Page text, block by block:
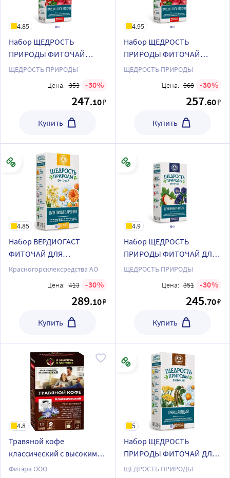
4.85
Набор ЩЕДРОСТЬ
ПРИРОДЫ ФИТОЧАЙ
УСПОКОИТЕЛЬНЫЙ
ЩЕДРОСТЬ ПРИРОДЫ
КАРДИОЛОГИЧЕСКИЙ
фильтр-пакеты
ЩЕДРОСТЬ ПРИРОДЫ
Цена: 353 30
247.10₽
Купить
4.95
Набор ЩЕДРОСТЬ
ПРИРОДЫ ФИТОЧАЙ
ОЧИЩАЮЩИЙ фильтр-
ПРИРОДЫ ФИТОЧАЙ
КАРДИОЛОГИЧЕСКИЙ
ЩЕДРОСТЬ ПРИРОДЫ
Цена: 368 30
257.60₽
Купить
4.85
Набор ВЕРДИОГАСТ
ФИТОЧАЙ ДЛЯ
УЛУЧШЕНИЯ
ЧАЕМ + ЩЕДРОСТЬ
ПРИРОДЫ ФИТОЧАЙ ДЛЯ
ПИЩЕВАРЕНИЯ фильтр-
Красногорсклексредства АО
Цена: 413 30
289.10₽
Купить
4.9
Набор ЩЕДРОСТЬ
ПРИРОДЫ ФИТОЧАЙ ДЛЯ
ИММУНИТЕТА фильтр-
ПРИРОДЫ ФИТОЧАЙ
УСПОКОИТЕЛЬНЫЙ
ЩЕДРОСТЬ ПРИРОДЫ
Цена: 351 30
245.70₽
Купить
4.8
Травяной кофе
классический с высоким
содержанием инулина
Фитэра ООО
5
Набор ЩЕДРОСТЬ
ПРИРОДЫ ФИТОЧАЙ ДЛЯ
ИММУНИТЕТА фильтр-
ЩЕДРОСТЬ ПРИРОДЫ